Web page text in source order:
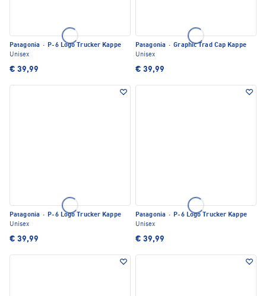
Patagonia · P-6 Logo Trucker Kappe
Unisex
€ 39,99
Patagonia · Graphic Trad Cap Kappe
Unisex
€ 39,99
Patagonia · P-6 Logo Trucker Kappe
Unisex
€ 39,99
Patagonia · P-6 Logo Trucker Kappe
Unisex
€ 39,99